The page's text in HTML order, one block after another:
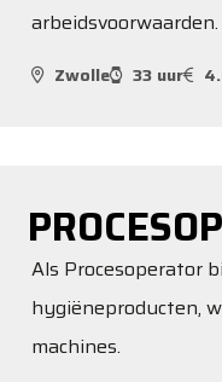
Zwolle 33 uur
Als Procesoperator
hygiëneproducten,
machines.